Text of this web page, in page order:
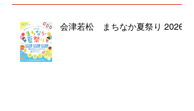
会津若松 まちなか夏祭り 2026